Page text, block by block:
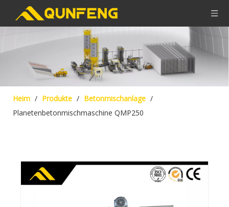
Heim / Produkte / Betonmischanlage /
Planetenbetonmischmaschine QMP250